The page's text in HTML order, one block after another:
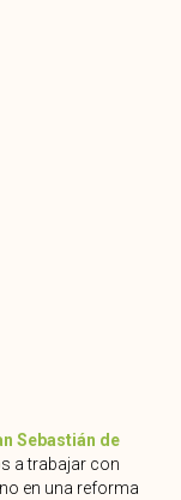
Sebastián de
a trabajar con
en una reforma